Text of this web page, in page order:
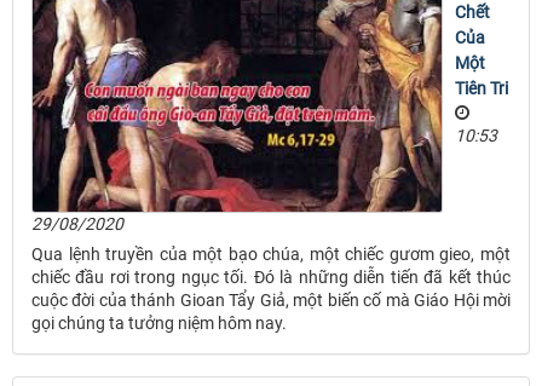
Chết
Của
Một
Tiên Tri
10:53
29/08/2020
Qua lệnh truyền của một bạo chúa, một chiếc gươm gieo, một
chiếc đầu rơi trong ngục tối. Ðó là những diễn tiến đã kết thúc
cuộc đời của thánh Gioan Tẩy Giả, một biến cố mà Giáo Hội mời
gọi chúng ta tưởng niệm hôm nay.